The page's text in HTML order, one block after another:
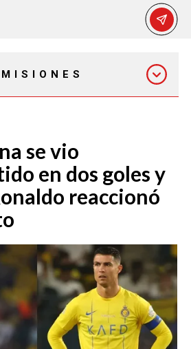
12:30 PM
EMISIÓN 7:00 PM
11:30 PM
se vio
en dos goles y
reaccionó